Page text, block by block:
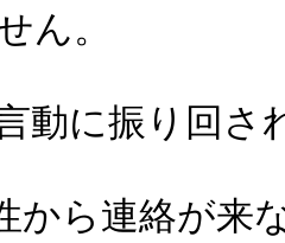
ん。
動に振り回
から連絡が来